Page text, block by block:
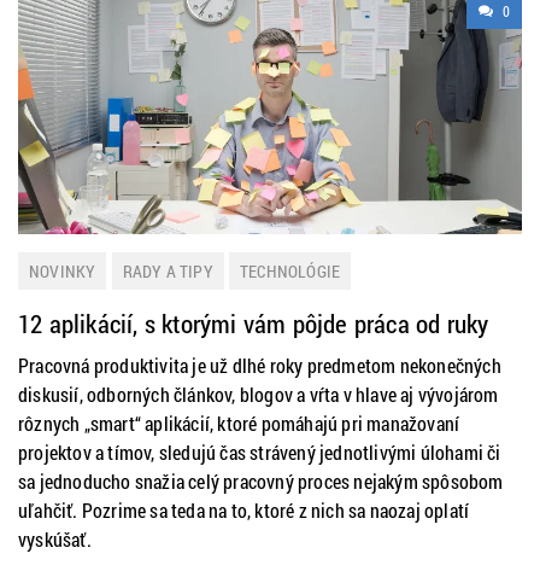
0
NOVINKY RADY A TIPY TECHNOLÓGIE
12 aplikácií, s ktorými vám pôjde práca od ruky
Pracovná produktivita je už dlhé roky predmetom nekonečných
diskusií, odborných článkov, blogov a vŕta v hlave aj vývojárom
rôznych „smart“ aplikácií, ktoré pomáhajú pri manažovaní
projektov a tímov, sledujú čas strávený jednotlivými úlohami či
sa jednoducho snažia celý pracovný proces nejakým spôsobom
uľahčiť. Pozrime sa teda na to, ktoré z nich sa naozaj oplatí
vyskúšať.